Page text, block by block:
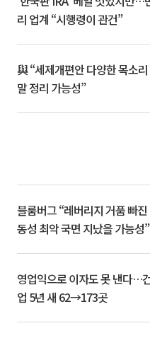
리 업계 “시행령이 관건”
與 “세제개편안 다양한 목소
말 정리 가능성”
블룸버그 “레버리지 거품 빠
동성 최악 국면 지났을 가능성”
영업익으로 이자도 못 낸다…
업 5년 새 62→173곳